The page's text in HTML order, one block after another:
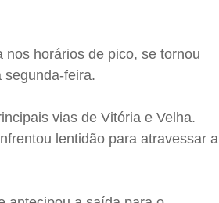
nos horários de pico, se tornou
segunda-feira.
vias de Vitória e Velha.
lentidão para atravessar a